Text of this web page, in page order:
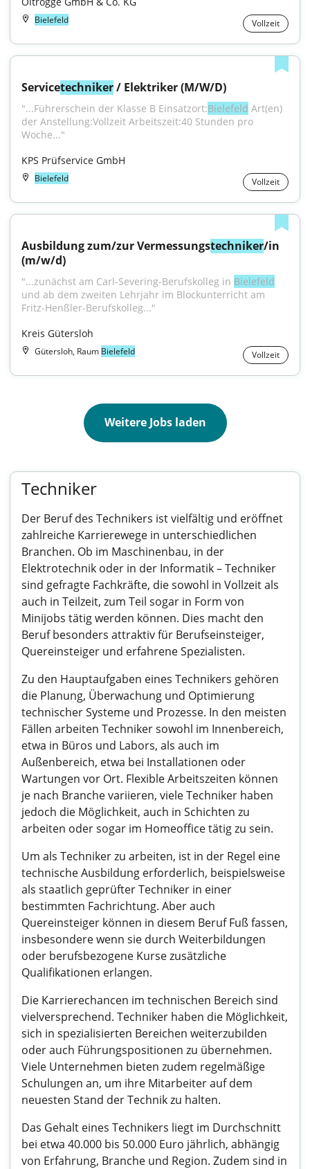
Bielefeld Vollzeit
Servicetechniker / Elektriker (M/W/D)
"...Führerschein der Klasse B Einsatzort:Bielefeld Art(en)
der Anstellung:Vollzeit Arbeitszeit:40 Stunden pro
Woche..."
KPS Prüfservice GmbH
Bielefeld Vollzeit
Ausbildung zum/zur Vermessungstechniker/in
(m/w/d)
"...zunächst am Carl-Severing-Berufskolleg in Bielefeld
und ab dem zweiten Lehrjahr im Blockunterricht am
Fritz-Henßler-Berufskolleg..."
Kreis Gütersloh
Gütersloh, Raum Bielefeld Vollzeit
Weitere Jobs laden
Techniker
Der Beruf des Technikers ist vielfältig und eröffnet
zahlreiche Karrierewege in unterschiedlichen
Branchen. Ob im Maschinenbau, in der
Elektrotechnik oder in der Informatik – Techniker
sind gefragte Fachkräfte, die sowohl in Vollzeit als
auch in Teilzeit, zum Teil sogar in Form von
Minijobs tätig werden können. Dies macht den
Beruf besonders attraktiv für Berufseinsteiger,
Quereinsteiger und erfahrene Spezialisten.
Zu den Hauptaufgaben eines Technikers gehören
die Planung, Überwachung und Optimierung
technischer Systeme und Prozesse. In den meisten
Fällen arbeiten Techniker sowohl im Innenbereich,
etwa in Büros und Labors, als auch im
Außenbereich, etwa bei Installationen oder
Wartungen vor Ort. Flexible Arbeitszeiten können
je nach Branche variieren, viele Techniker haben
jedoch die Möglichkeit, auch in Schichten zu
arbeiten oder sogar im Homeoffice tätig zu sein.
Um als Techniker zu arbeiten, ist in der Regel eine
technische Ausbildung erforderlich, beispielsweise
als staatlich geprüfter Techniker in einer
bestimmten Fachrichtung. Aber auch
Quereinsteiger können in diesem Beruf Fuß fassen,
insbesondere wenn sie durch Weiterbildungen
oder berufsbezogene Kurse zusätzliche
Qualifikationen erlangen.
Die Karrierechancen im technischen Bereich sind
vielversprechend. Techniker haben die Möglichkeit,
sich in spezialisierten Bereichen weiterzubilden
oder auch Führungspositionen zu übernehmen.
Viele Unternehmen bieten zudem regelmäßige
Schulungen an, um ihre Mitarbeiter auf dem
neuesten Stand der Technik zu halten.
Das Gehalt eines Technikers liegt im Durchschnitt
bei etwa 40.000 bis 50.000 Euro jährlich, abhängig
von Erfahrung, Branche und Region. Zudem sind in